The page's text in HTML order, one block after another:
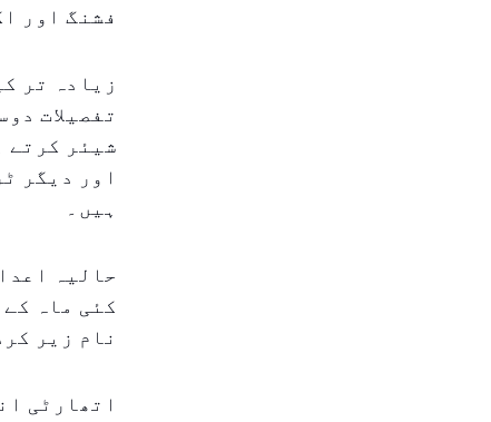
فشنگ اور
زیادہ تر
تفصیلات
شیئر کرتے
اور دیگر
ہیں۔
حالیہ
کئی ماہ
نام زیر
اتھارٹی